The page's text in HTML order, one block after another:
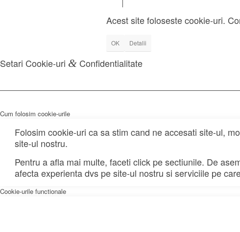
Acest site foloseste cookie-uri.
OK Detalii
Setari Cookie-uri & Confidentialitate
Cum folosim cookie-urile
Folosim cookie-uri ca sa stim cand ne accesati site-ul,
site-ul nostru.
Pentru a afla mai multe, faceti click pe sectiunile. De
afecta experienta dvs pe site-ul nostru si serviciile pe
Cookie-urile functionale